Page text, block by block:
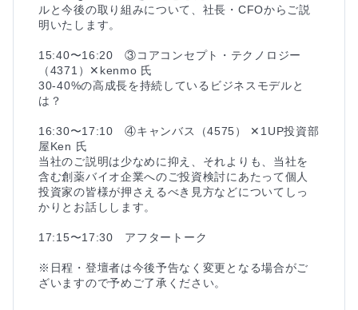
ルと今後の取り組みについて、社長・CFOからご説
明いたします。
15:40〜16:20　③コアコンセプト・テクノロジー
（4371）✕kenmo 氏
30-40%の高成長を持続しているビジネスモデルと
は？
16:30〜17:10　④キャンバス（4575） ✕1UP投資部
屋Ken 氏
当社のご説明は少なめに抑え、それよりも、当社を
含む創薬バイオ企業へのご投資検討にあたって個人
投資家の皆様が押さえるべき見方などについてしっ
かりとお話しします。
17:15〜17:30　アフタートーク
※日程・登壇者は今後予告なく変更となる場合がご
ざいますので予めご了承ください。